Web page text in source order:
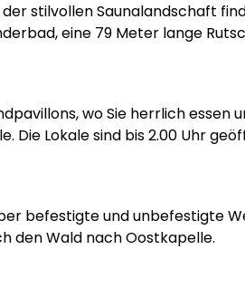
stilvollen Saunalandschaft
eine 79 Meter lange
wo Sie herrlich
Die Lokale sind bis 2.00 Uhr
befestigte und unbefestigte
den Wald nach Oostkapelle.